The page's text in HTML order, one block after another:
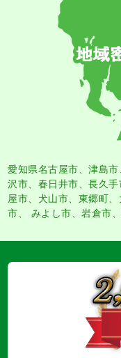
愛知県名古屋市、津島市
沢市、春日井市、長久
屋市、犬山市、東郷町
市、 みよし市、岩倉市